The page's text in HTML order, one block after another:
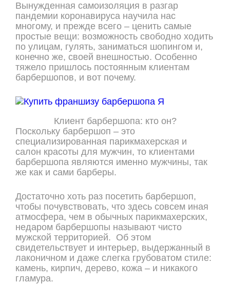
Вынужденная самоизоляция в разгар
пандемии коронавируса научила нас
многому, и прежде всего – ценить самые
простые вещи: возможность свободно ходить
по улицам, гулять, заниматься шопингом и,
конечно же, своей внешностью. Особенно
тяжело пришлось постоянным клиентам
барбершопов, и вот почему.
Клиент барбершопа: кто он?
Поскольку барбершоп – это
специализированная парикмахерская и
салон красоты для мужчин, то клиентами
барбершопа являются именно мужчины, так
же как и сами барберы.
Достаточно хоть раз посетить барбершоп,
чтобы почувствовать, что здесь совсем иная
атмосфера, чем в обычных парикмахерских,
недаром барбершопы называют чисто
мужской территорией. Об этом
свидетельствует и интерьер, выдержанный в
лаконичном и даже слегка грубоватом стиле:
камень, кирпич, дерево, кожа – и никакого
гламура.